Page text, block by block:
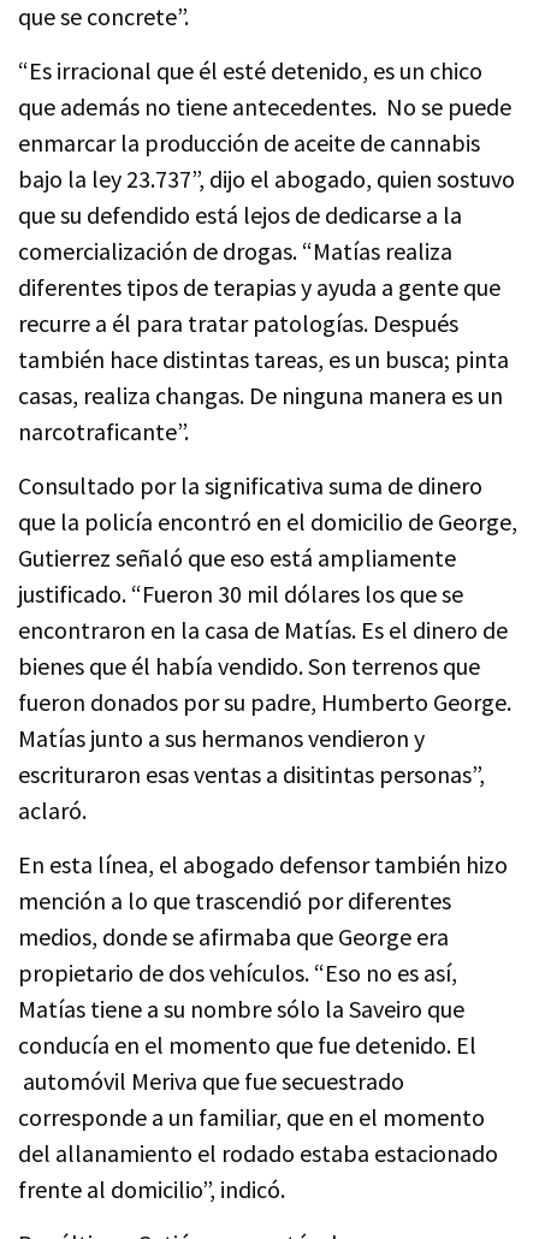
que se concrete”.
“Es irracional que él esté detenido, es un chico
que además no tiene antecedentes. No se puede
enmarcar la producción de aceite de cannabis
bajo la ley 23.737”, dijo el abogado, quien sostuvo
que su defendido está lejos de dedicarse a la
comercialización de drogas. “Matías realiza
diferentes tipos de terapias y ayuda a gente que
recurre a él para tratar patologías. Después
también hace distintas tareas, es un busca; pinta
casas, realiza changas. De ninguna manera es un
narcotraficante”.
Consultado por la significativa suma de dinero
que la policía encontró en el domicilio de George,
Gutierrez señaló que eso está ampliamente
justificado. “Fueron 30 mil dólares los que se
encontraron en la casa de Matías. Es el dinero de
bienes que él había vendido. Son terrenos que
fueron donados por su padre, Humberto George.
Matías junto a sus hermanos vendieron y
escrituraron esas ventas a disitintas personas”,
aclaró.
En esta línea, el abogado defensor también hizo
mención a lo que trascendió por diferentes
medios, donde se afirmaba que George era
propietario de dos vehículos. “Eso no es así,
Matías tiene a su nombre sólo la Saveiro que
conducía en el momento que fue detenido. El
automóvil Meriva que fue secuestrado
corresponde a un familiar, que en el momento
del allanamiento el rodado estaba estacionado
frente al domicilio”, indicó.